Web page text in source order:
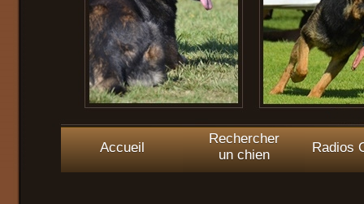
Accueil
Rechercher
un chien
Radios